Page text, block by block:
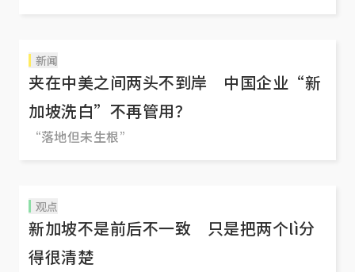
新闻
夹在中美之间两头不到岸 中国企业“新
加坡洗白”不再管用？
“落地但未生根”
观点
新加坡不是前后不一致 只是把两个lì分
得很清楚